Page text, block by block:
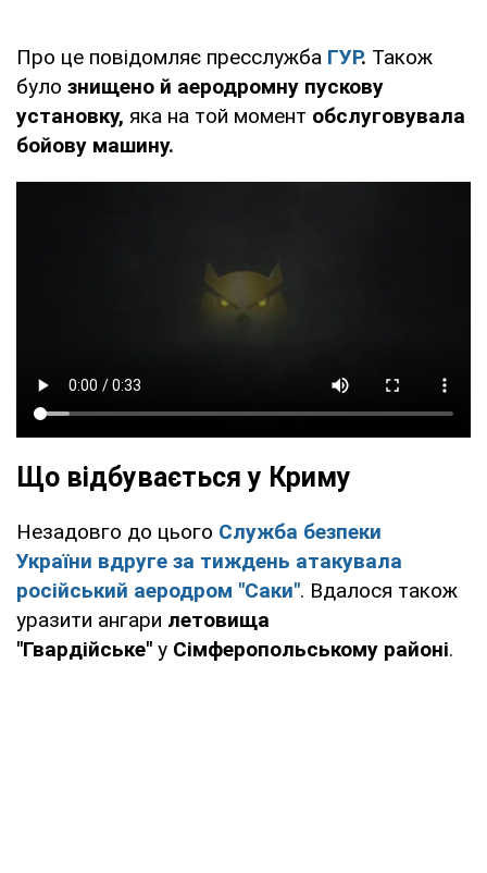
Про це повідомляє пресслужба ГУР. Також
було знищено й аеродромну пускову
установку, яка на той момент обслуговувала
бойову машину.
Що відбувається у Криму
Незадовго до цього Служба безпеки
України вдруге за тиждень атакувала
російський аеродром "Саки". Вдалося також
уразити ангари летовища
"Гвардійське" у Сімферопольському районі.